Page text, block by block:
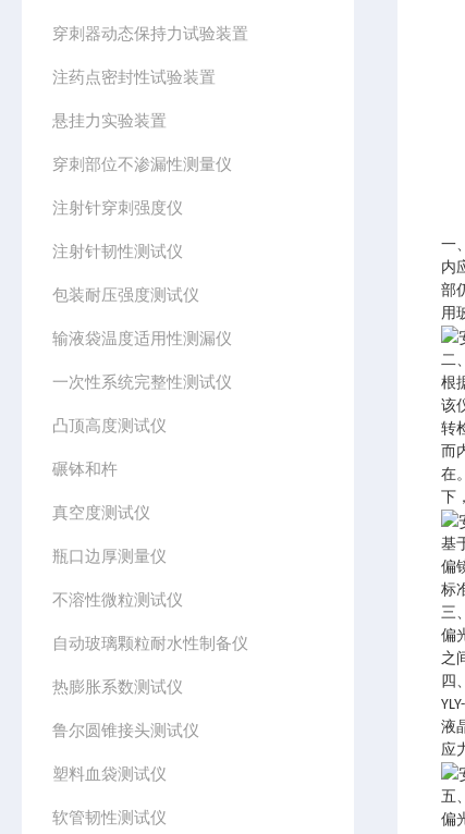
穿刺器动态保持力试验装置
注药点密封性试验装置
悬挂力实验装置
穿刺部位不渗漏性测量仪
注射针穿刺强度仪
注射针韧性测试仪
包装耐压强度测试仪
输液袋温度适用性测漏仪
一次性系统完整性测试仪
凸顶高度测试仪
碾钵和杵
真空度测试仪
瓶口边厚测量仪
不溶性微粒测试仪
自动玻璃颗粒耐水性制备仪
热膨胀系数测试仪
鲁尔圆锥接头测试仪
塑料血袋测试仪
软管韧性测试仪
一
内
部
用
二
根
该
转
而
在
基
偏
标
三
偏
之
四
液
应
五
偏